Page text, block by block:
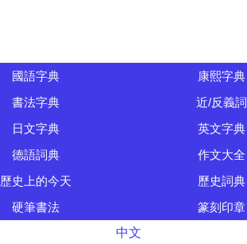
國語字典 康熙字典
書法字典 近/反義詞
日文字典 英文字典
德語詞典 作文大全
歷史上的今天 歷史詞典
硬筆書法 篆刻印章
中文